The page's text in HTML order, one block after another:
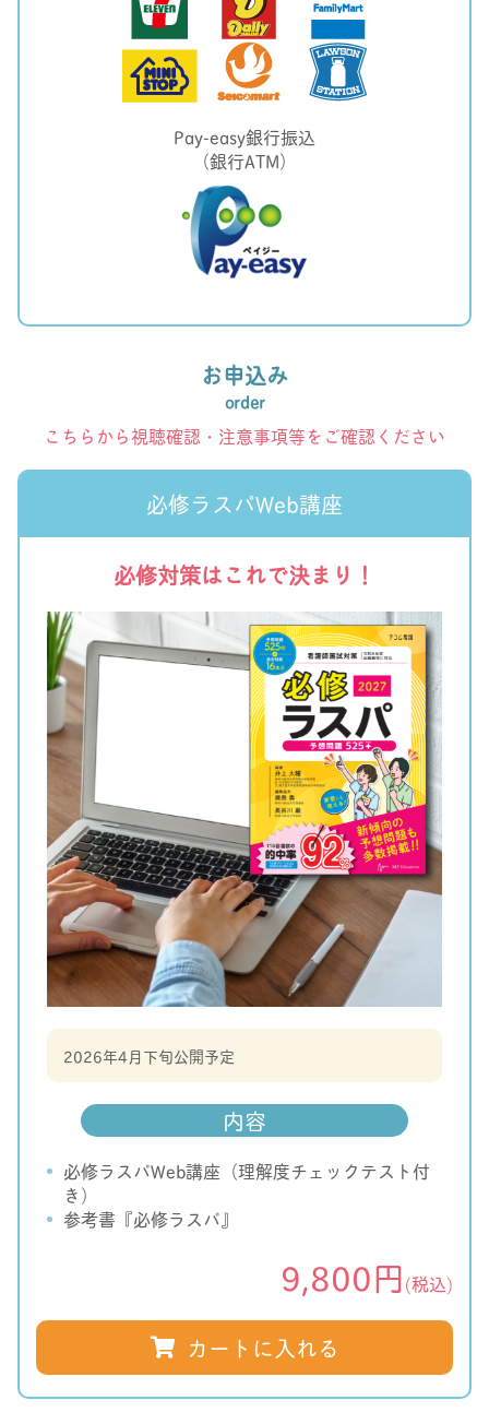
Pay-easy銀行振込
（銀行ATM）
お申込み
order
こちらから視聴確認・注意事項等をご確認ください
必修ラスパWeb講座
必修対策はこれで決まり！
2026年4月下旬公開予定
内容
必修ラスパWeb講座（理解度チェックテスト付
き）
参考書『必修ラスパ』
9,800円(税込)
カートに入れる